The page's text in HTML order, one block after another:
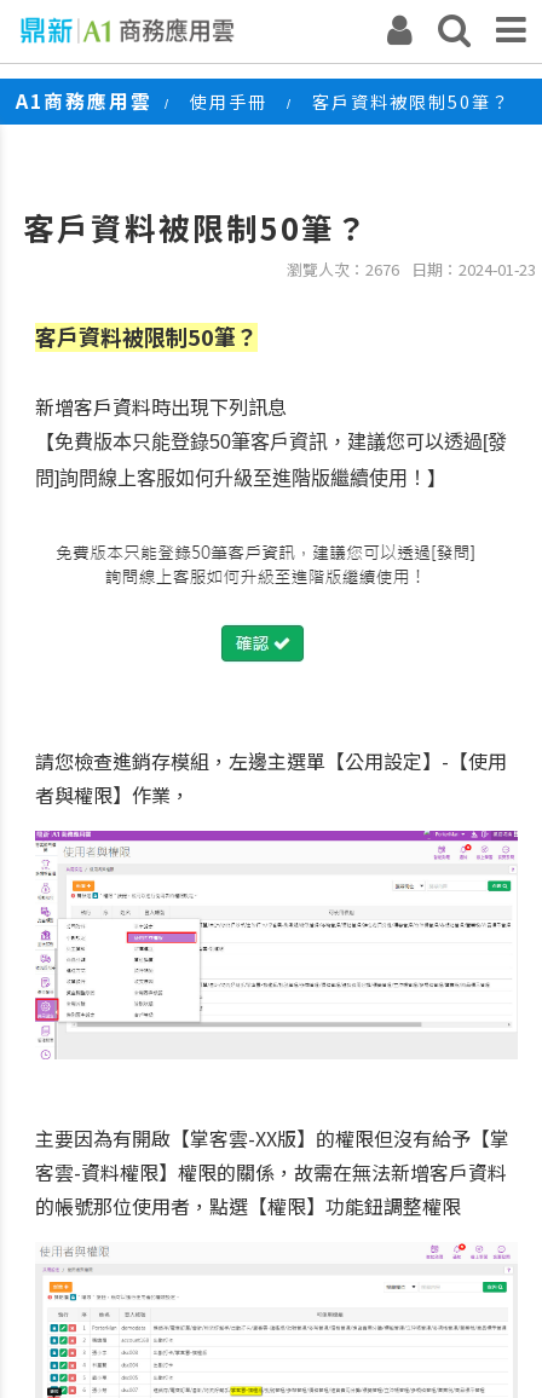
A1商務應用雲 / 使用手冊 / 客戶資料被限制50筆？
客戶資料被限制50筆？
瀏覽人次：2676 日期：2024-01-23
客戶資料被限制50筆？
新增客戶資料時出現下列訊息
【免費版本只能登錄50筆客戶資訊，建議您可以透過[發
問]詢問線上客服如何升級至進階版繼續使用！】
請您檢查進銷存模組，左邊主選單【公用設定】-【使用
者與權限】作業，
主要因為有開啟【掌客雲-XX版】的權限但沒有給予【掌
客雲-資料權限】權限的關係，故需在無法新增客戶資料
的帳號那位使用者，點選【權限】功能鈕調整權限